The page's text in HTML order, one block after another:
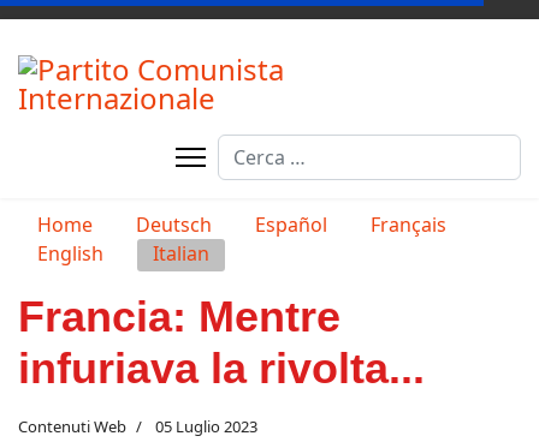
Cerca
Seleziona la tua lingua
Home Deutsch Español
Français
English
Italian
Francia: Mentre
infuriava la rivolta...
Contenuti Web 05 Luglio 2023